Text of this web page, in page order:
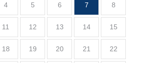
4 5 6 7 8
11 12 13 14 15
18 19 20 21 22